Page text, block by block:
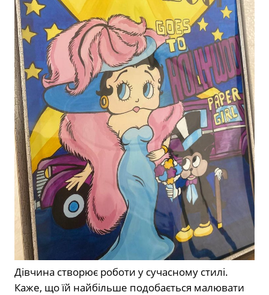
Дівчина створює роботи у сучасному стилі.
Каже, що їй найбільше подобається малювати